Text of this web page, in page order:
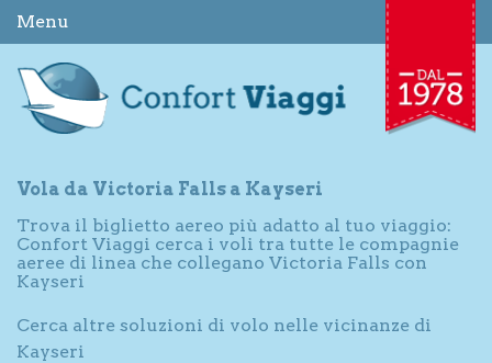
Menu
Vola da Victoria Falls a Kayseri
Trova il biglietto aereo più adatto al tuo viaggio:
Confort Viaggi cerca i voli tra tutte le compagnie
aeree di linea che collegano Victoria Falls con
Kayseri
Cerca altre soluzioni di volo nelle vicinanze di
Kayseri